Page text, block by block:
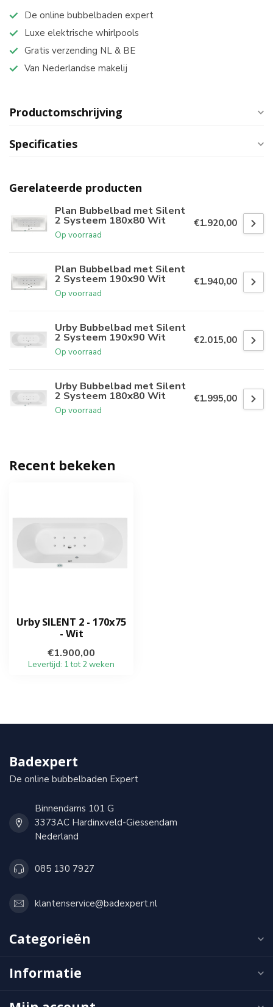
De online bubbelbaden expert
Luxe elektrische whirlpools
Gratis verzending NL & BE
Van Nederlandse makelij
Productomschrijving
Specificaties
Gerelateerde producten
Plan Bubbelbad met Silent
2 Systeem 180x80 Wit
Op voorraad
€1.920,00
Plan Bubbelbad met Silent
2 Systeem 190x90 Wit
Op voorraad
€1.940,00
Urby Bubbelbad met Silent
2 Systeem 190x90 Wit
Op voorraad
€2.015,00
Urby Bubbelbad met Silent
2 Systeem 180x80 Wit
Op voorraad
€1.995,00
Recent bekeken
Urby SILENT 2 - 170x75
- Wit
€1.900,00
Levertijd: 1 tot 2 weken
Badexpert
De online bubbelbaden Expert
Binnendams 101 G
3373AC Hardinxveld-Giessendam
Nederland
085 130 7927
klantenservice@badexpert.nl
Categorieën
Informatie